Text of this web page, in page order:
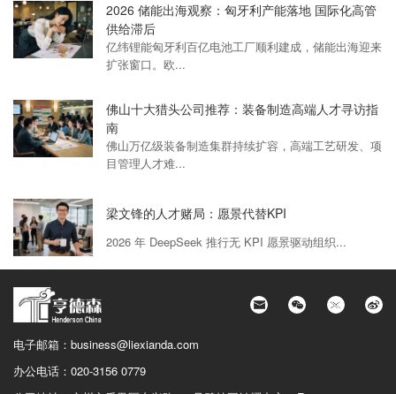
2026 储能出海观察：匈牙利产能落地 国际化高管
供给滞后
亿纬锂能匈牙利百亿电池工厂顺利建成，储能出海迎来
扩张窗口。欧...
佛山十大猎头公司推荐：装备制造高端人才寻访指
南
佛山万亿级装备制造集群持续扩容，高端工艺研发、项
目管理人才难...
梁文锋的人才赌局：愿景代替KPI
2026 年 DeepSeek 推行无 KPI 愿景驱动组织...
电子邮箱： business@liexianda.com
办公电话： 020-3156 0779